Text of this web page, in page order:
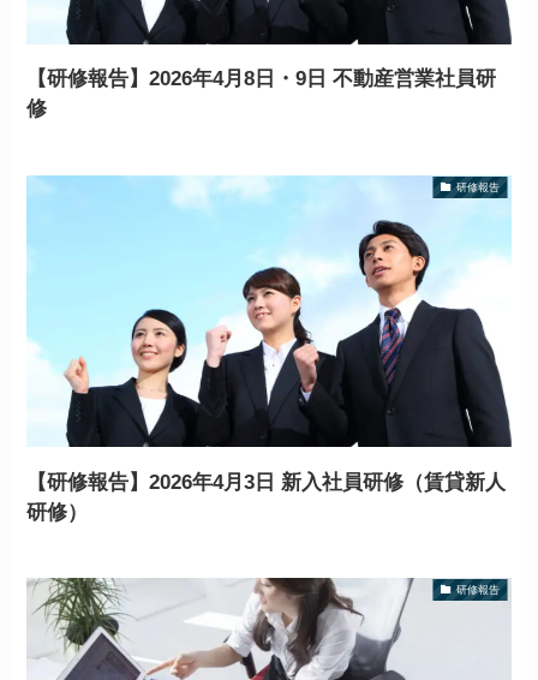
【研修報告】2026年4月8日・9日 不動産営業社員研
修
研修報告
【研修報告】2026年4月3日 新入社員研修（賃貸新人
研修）
研修報告